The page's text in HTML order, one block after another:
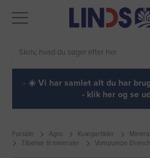
· ☀️ Vi har samlet alt du har
- klik her og se
Forside Agro Kvægartikler
Tilbehør til mineraler
Vompumpe